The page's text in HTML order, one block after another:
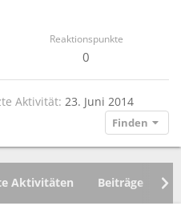
Reaktionspunkte
0
Aktivität 23. Juni 2014
Finden
Aktivitäten Beiträge